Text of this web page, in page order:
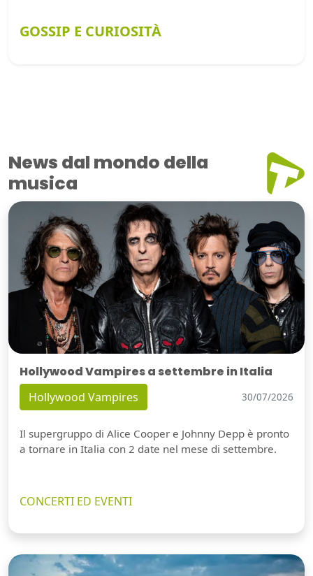
GOSSIP E CURIOSITÀ
News dal mondo della
musica
Hollywood Vampires a settembre in Italia
Hollywood Vampires 30/07/2026
Il supergruppo di Alice Cooper e Johnny Depp è pronto
a tornare in Italia con 2 date nel mese di settembre.
CONCERTI ED EVENTI